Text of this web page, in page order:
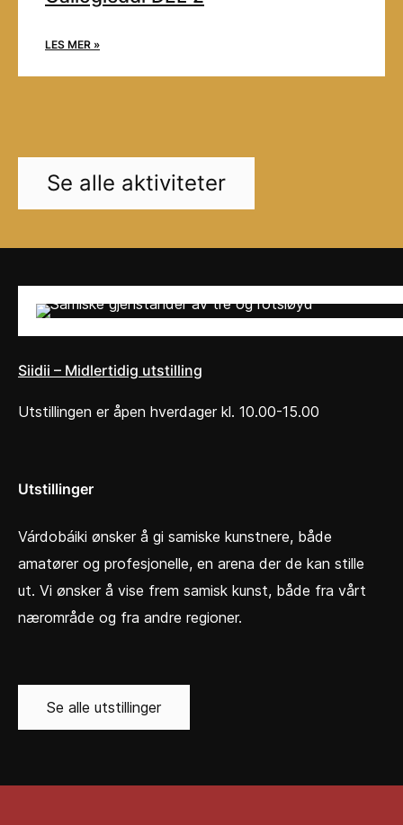
LES MER »
Se alle aktiviteter
Siidii – Midlertidig utstilling
Utstillingen er åpen hverdager kl. 10.00-15.00
Utstillinger
Várdobáiki ønsker å gi samiske kunstnere, både
amatører og profesjonelle, en arena der de kan stille
ut. Vi ønsker å vise frem samisk kunst, både fra vårt
nærområde og fra andre regioner.
Se alle utstillinger